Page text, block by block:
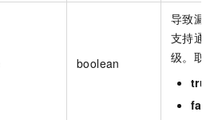
boolean
导致漏
支持通
级。取
true